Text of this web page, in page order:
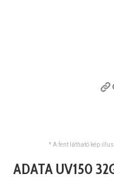
* A fent látható kép
ADATA UV150